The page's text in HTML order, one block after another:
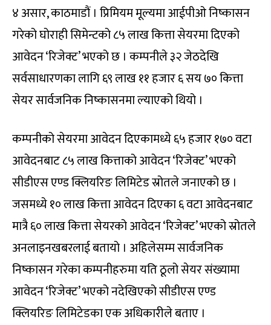
४ असार, काठमाडौं । प्रिमियम मूल्यमा आईपीओ निष्कासन
गरेको घोराही सिमेन्टको ८५ लाख कित्ता सेयरमा दिएको
आवेदन ‘रिजेक्ट’ भएको छ । कम्पनीले ३२ जेठदेखि
सर्वसाधारणका लागि ६९ लाख ११ हजार ६ सय ७० कित्ता
सेयर सार्वजनिक निष्कासनमा ल्याएको थियो ।
कम्पनीको सेयरमा आवेदन दिएकामध्ये ६५ हजार १७० वटा
आवेदनबाट ८५ लाख कित्ताको आवेदन ‘रिजेक्ट’ भएको
सीडीएस एण्ड क्लियरिङ लिमिटेड स्रोतले जनाएको छ ।
जसमध्ये १० लाख कित्ता आवेदन दिएका ६ वटा आवेदनबाट
मात्रै ६० लाख कित्ता सेयरको आवेदन ‘रिजेक्ट’ भएको स्रोतले
अनलाइनखबरलाई बतायो । अहिलेसम्म सार्वजनिक
निष्कासन गरेका कम्पनीहरुमा यति ठूलो सेयर संख्यामा
आवेदन ‘रिजेक्ट’ भएको नदेखिएको सीडीएस एण्ड
क्लियरिङ लिमिटेडका एक अधिकारीले बताए ।